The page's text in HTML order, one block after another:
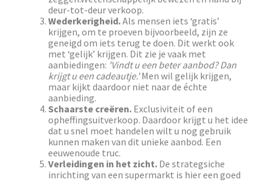
deur-tot-deur verkoop.
Wederkerigheid.Als mensen iets ‘gratis’
krijgen, om te proeven bijvoorbeeld, zijn ze
geneigd om iets terug te doen. Dit werkt ook
met ‘gelijk’ krijgen. Dit zie je vaak met
aanbiedingen: 'Vindt u een beter aanbod? Dan
krijgt u een cadeautje.'Men wil gelijk krijgen,
maar kijkt daardoor niet naar de échte
aanbieding.
Schaarste creëren. Exclusiviteit of een
opheffingsuitverkoop. Daardoor krijgt u het idee
dat u snel moet handelen wilt u nog gebruik
kunnen maken van dit unieke aanbod. Een
eeuwenoude truc.
Verleidingen in het zicht. De strategsiche
inrichting van een supermarkt is hier een goed